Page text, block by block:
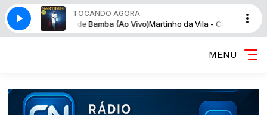
TOCANDO AGORA
Casa de Bamba (Ao Vivo)Martinho da Vila - Canta! Canta Minha Gente
MENU